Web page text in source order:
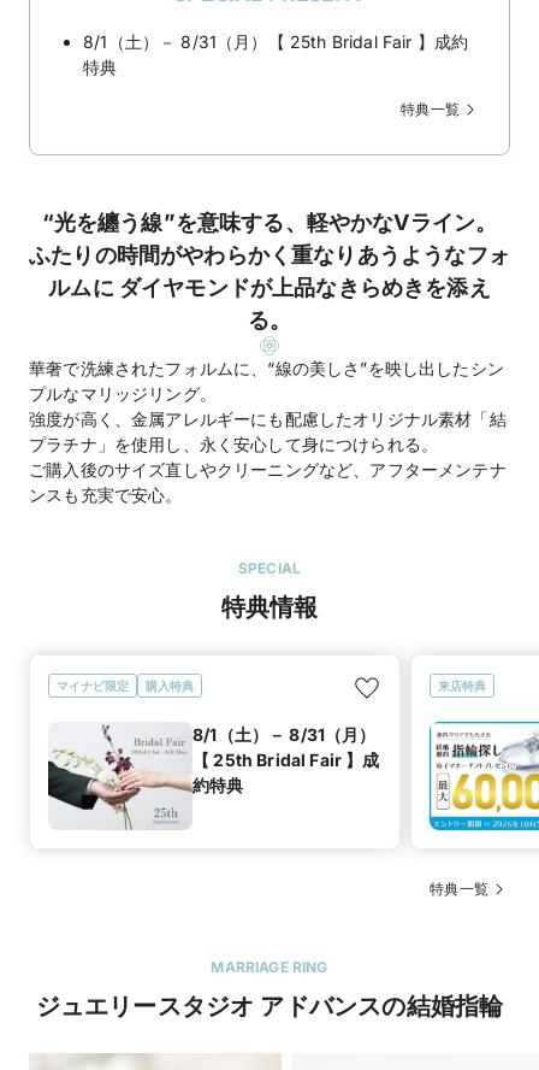
8/1（土）－ 8/31（月）【 25th Bridal Fair 】成約
特典
特典一覧
“光を纏う線”を意味する、軽やかなVライン。
ふたりの時間がやわらかく重なりあうようなフォ
ルムに ダイヤモンドが上品なきらめきを添え
る。
華奢で洗練されたフォルムに、“線の美しさ”を映し出したシン
プルなマリッジリング。
強度が高く、金属アレルギーにも配慮したオリジナル素材「結
プラチナ」を使用し、永く安心して身につけられる。
ご購入後のサイズ直しやクリーニングなど、アフターメンテナ
ンスも充実で安心。
SPECIAL
特典情報
マイナビ限定 購入特典
8/1（土）－ 8/31（月）
【 25th Bridal Fair 】成
約特典
来店特典
特典一覧
MARRIAGE RING
ジュエリースタジオ アドバンスの結婚指輪